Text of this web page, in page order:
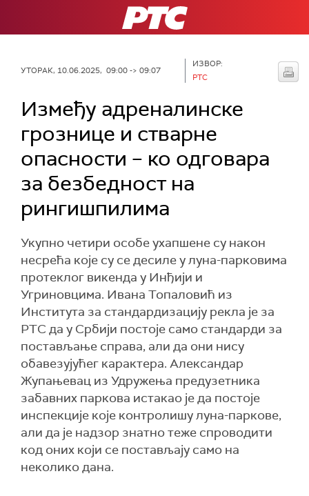
РТС
УТОРАК, 10.06.2025, 09:00 -> 09:07
ИЗВОР:
РТС
Између адреналинске
грознице и стварне
опасности – ко одговара
за безбедност на
рингишпилима
Укупно четири особе ухапшене су након
несрећа које су се десиле у луна-парковима
протеклог викенда у Инђији и
Угриновцима. Ивана Топаловић из
Института за стандардизацију рекла је за
РТС да у Србији постоје само стандарди за
постављање справа, али да они нису
обавезујућег карактера. Александар
Жупањевац из Удружења предузетника
забавних паркова истакао je да постоје
инспекције које контролишу луна-паркове,
али да је надзор знатно теже спроводити
код оних који се постављају само на
неколико дана.